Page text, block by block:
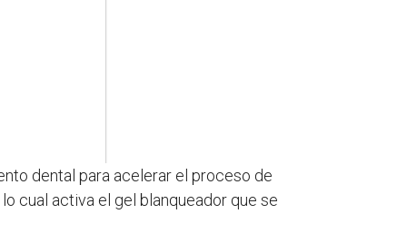
dental para acelerar el proceso de
cual activa el gel blanqueador que se